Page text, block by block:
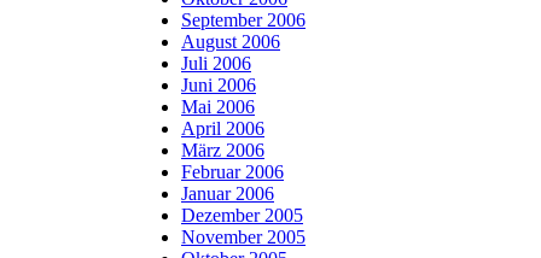
September 2006
August 2006
Juli 2006
Juni 2006
Mai 2006
April 2006
März 2006
Februar 2006
Januar 2006
Dezember 2005
November 2005